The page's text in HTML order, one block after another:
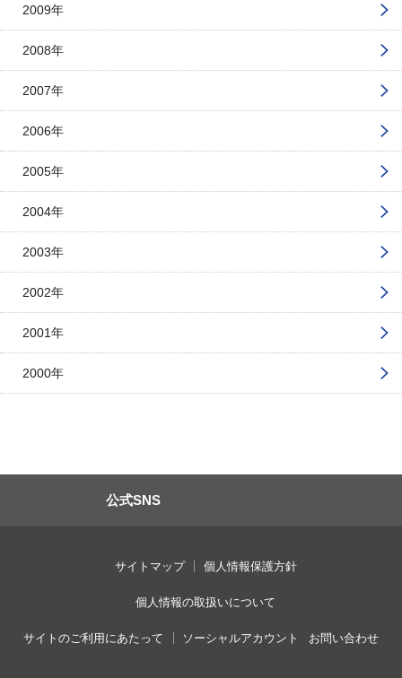
2009年
2008年
2007年
2006年
2005年
2004年
2003年
2002年
2001年
2000年
公式SNS
サイトマップ 個人情報保護方針
個人情報の取扱いについて
サイトのご利用にあたって ソーシャルアカウント お問い合わせ